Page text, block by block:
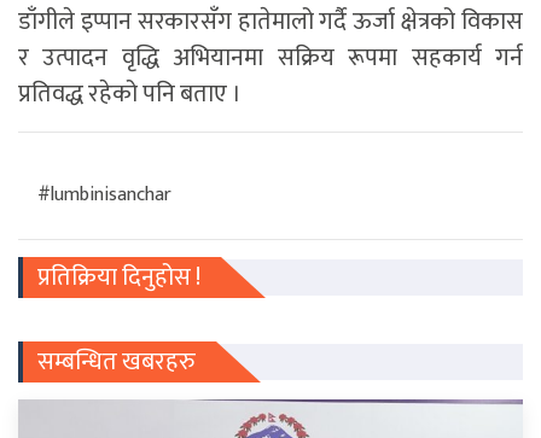
डाँगीले इप्पान सरकारसँग हातेमालो गर्दै ऊर्जा क्षेत्रको विकास
र उत्पादन वृद्धि अभियानमा सक्रिय रूपमा सहकार्य गर्न
प्रतिवद्ध रहेको पनि बताए ।
#lumbinisanchar
प्रतिक्रिया दिनुहोस !
सम्बन्धित खबरहरु